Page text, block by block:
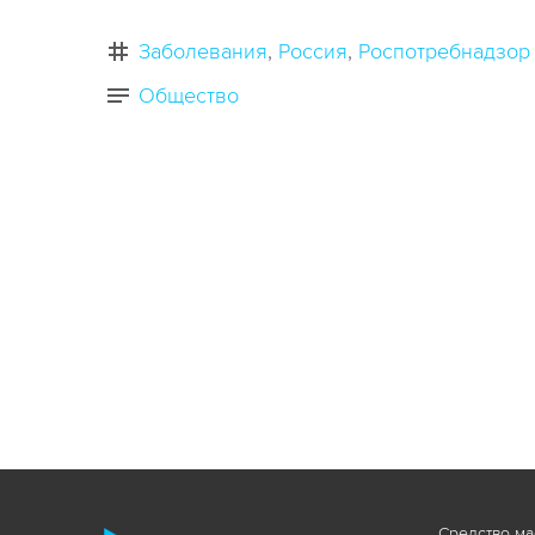
Заболевания Россия Роспотребнадзор
Общество